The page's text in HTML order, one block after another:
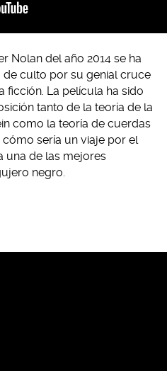
Nolan del año 2014 se ha
culto por su genial cruce
ficción. La película ha sido
tanto de la teoría de la
como la teoría de cuerdas
sería un viaje por el
una de las mejores
negro.